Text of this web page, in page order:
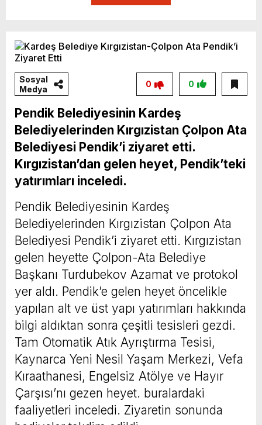
Sosyal
Medya
0
0
Pendik Belediyesinin Kardeş
Belediyelerinden Kırgızistan Çolpon Ata
Belediyesi Pendik’i ziyaret etti.
Kırgızistan’dan gelen heyet, Pendik’teki
yatırımları inceledi.
Pendik Belediyesinin Kardeş
Belediyelerinden Kırgızistan Çolpon Ata
Belediyesi Pendik’i ziyaret etti. Kırgızistan
gelen heyette Çolpon-Ata Belediye
Başkanı Turdubekov Azamat ve protokol
yer aldı. Pendik’e gelen heyet öncelikle
yapılan alt ve üst yapı yatırımları hakkında
bilgi aldıktan sonra çeşitli tesisleri gezdi.
Tam Otomatik Atık Ayrıştırma Tesisi,
Kaynarca Yeni Nesil Yaşam Merkezi, Vefa
Kıraathanesi, Engelsiz Atölye ve Hayır
Çarşısı’nı gezen heyet. buralardaki
faaliyetleri inceledi. Ziyaretin sonunda